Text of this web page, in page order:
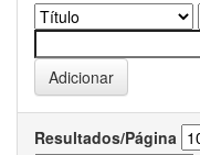
Resultados/Página